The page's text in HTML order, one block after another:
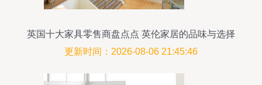
英国十大家具零售商盘点点 英伦家居的品味与选择
更新时间：2026-08-06 21:45:46